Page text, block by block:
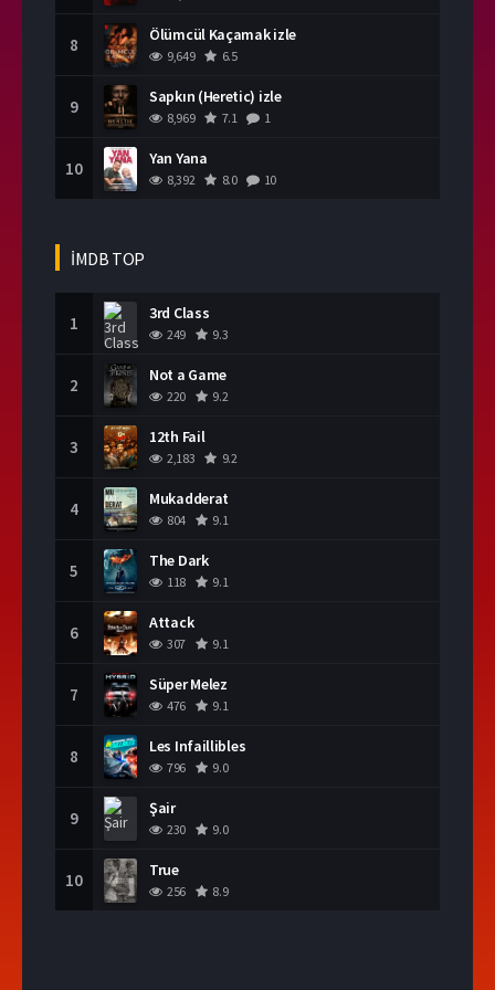
8 Ölümcül Kaçamak izle
9,649 6.5
9 Sapkın (Heretic) izle
8,969 7.1 1
10 Yan Yana
8,392 8.0 10
İMDB TOP
1 3rd Class
249 9.3
2 Not a Game
220 9.2
3 12th Fail
2,183 9.2
4 Mukadderat
804 9.1
5 The Dark
118 9.1
6 Attack
307 9.1
7 Süper Melez
476 9.1
8 Les Infaillibles
796 9.0
9 Şair
230 9.0
10 True
256 8.9